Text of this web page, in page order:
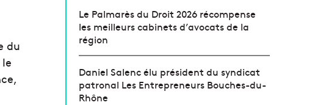
du
Le Palmarès du Droit 2026 récompense
les meilleurs cabinets d’avocats de la
région
Daniel Salenc élu président du syndicat
patronal Les Entrepreneurs Bouches-du-
Rhône